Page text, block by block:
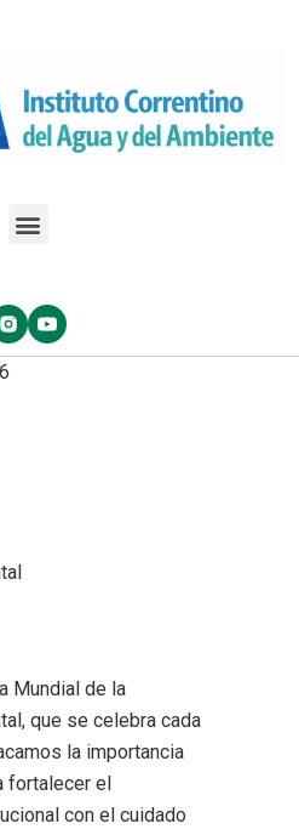
Mundial de la
que se celebra cada
la importancia
fortalecer el
con el cuidado